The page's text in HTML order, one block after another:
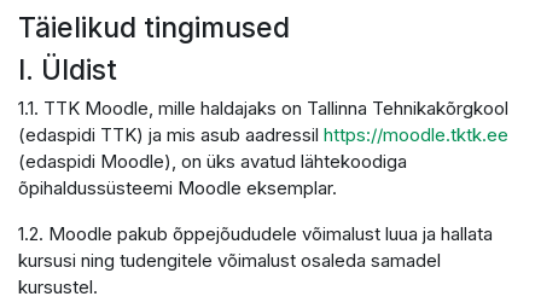
Täielikud tingimused
I. Üldist
1.1. TTK Moodle, mille haldajaks on Tallinna Tehnikakõrgkool
(edaspidi TTK) ja mis asub aadressil https://moodle.tktk.ee
(edaspidi Moodle), on üks avatud lähtekoodiga
õpihaldussüsteemi Moodle eksemplar.
1.2. Moodle pakub õppejõududele võimalust luua ja hallata
kursusi ning tudengitele võimalust osaleda samadel
kursustel.